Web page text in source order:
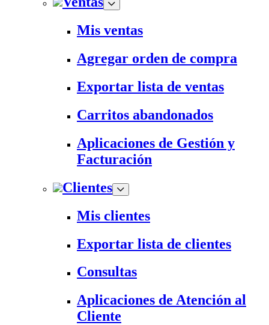
Mis ventas
Agregar orden de compra
Exportar lista de ventas
Carritos abandonados
Aplicaciones de Gestión y
Facturación
Clientes
Mis clientes
Exportar lista de clientes
Consultas
Aplicaciones de Atención al
Cliente